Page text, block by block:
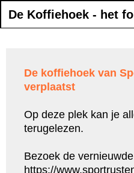
De Koffiehoek - het
De koffiehoek van
verplaatst
Op deze plek kan je
terugelezen.
Bezoek de
https://